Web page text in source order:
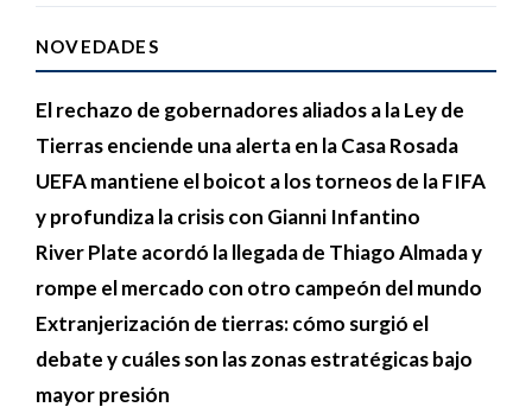
NOVEDADES
El rechazo de gobernadores aliados a la Ley de
Tierras enciende una alerta en la Casa Rosada
UEFA mantiene el boicot a los torneos de la FIFA
y profundiza la crisis con Gianni Infantino
River Plate acordó la llegada de Thiago Almada y
rompe el mercado con otro campeón del mundo
Extranjerización de tierras: cómo surgió el
debate y cuáles son las zonas estratégicas bajo
mayor presión